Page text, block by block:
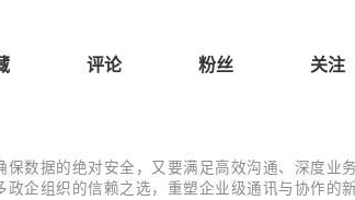
评论 粉丝 关注
数据的绝对安全，又要满足高效沟通、深度
企组织的信赖之选，重塑企业级通讯与协作的